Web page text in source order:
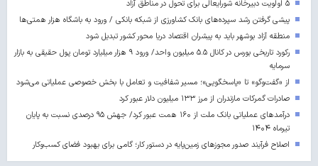
۵ اولویت دبیرخانه شورایعالی برای تحول در مناطق آزاد
پیشی گرفتن رشد سپرده‌های بانک کشاورزی از شبکه بانکی / ورود به باشگاه هزار همتی‌ها
منطقه آزاد بوشهر باید به پیشران اقتصاد دریا محور کشور تبدیل شود
رکورد تاریخی بورس در کانال ۵.۵ میلیون واحد/ ورود ۹ هزار میلیارد تومان پول حقیقی به بازار
سرمایه
از «گفت‌وگو» تا «پاسخگویی»؛ مسیر شفافیت و تعامل با بخش خصوصی عملیاتی می‌شود
صادرات گمرکات مازندران از مرز ۱۳۳ میلیون دلار عبور کرد
درآمدهای عملیاتی بانک ملت از ۱۶۰ همت عبور کرد/ جهش ۹۵ درصدی نسبت به پایان
تیرماه ۱۴۰۴
اصلاح فرآیند صدور مجوزهای زمین‌پایه در دستور کار؛ گامی برای بهبود فضای کسب‌وکار